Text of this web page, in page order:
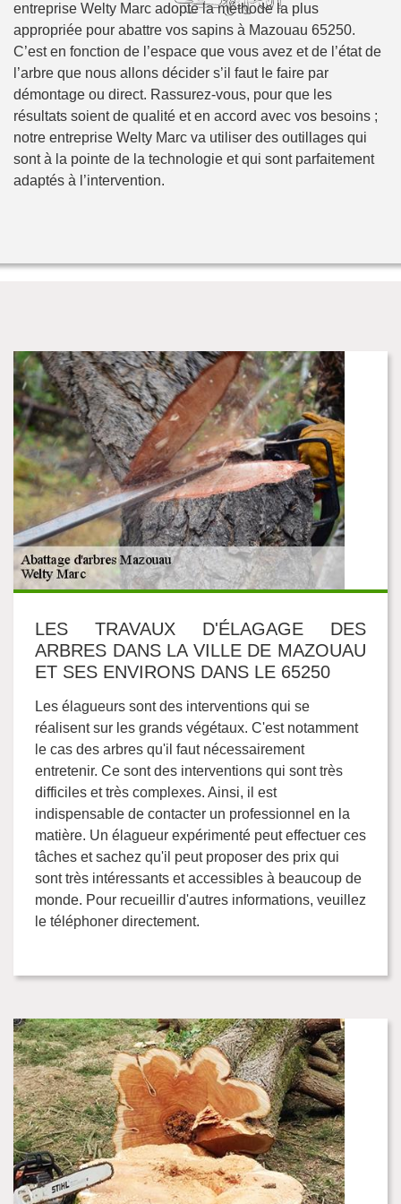
entreprise Welty Marc adopte la méthode la plus
appropriée pour abattre vos sapins à Mazouau 65250.
C’est en fonction de l’espace que vous avez et de l’état de
l’arbre que nous allons décider s’il faut le faire par
démontage ou direct. Rassurez-vous, pour que les
résultats soient de qualité et en accord avec vos besoins ;
notre entreprise Welty Marc va utiliser des outillages qui
sont à la pointe de la technologie et qui sont parfaitement
adaptés à l’intervention.
LES TRAVAUX D'ÉLAGAGE DES
ARBRES DANS LA VILLE DE MAZOUAU
ET SES ENVIRONS DANS LE 65250
Les élagueurs sont des interventions qui se
réalisent sur les grands végétaux. C'est notamment
le cas des arbres qu'il faut nécessairement
entretenir. Ce sont des interventions qui sont très
difficiles et très complexes. Ainsi, il est
indispensable de contacter un professionnel en la
matière. Un élagueur expérimenté peut effectuer ces
tâches et sachez qu'il peut proposer des prix qui
sont très intéressants et accessibles à beaucoup de
monde. Pour recueillir d'autres informations, veuillez
le téléphoner directement.